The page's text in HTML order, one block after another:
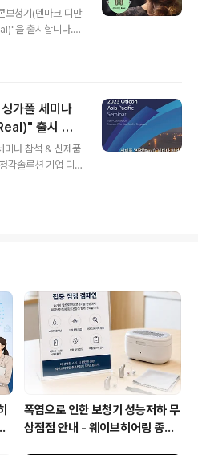
사용자 관점
보청기(덴마크 디만
을 출시합니다.
만에 제가 직접
2020년(Mor
을 출시한다고
기 직영센터을 운영
제조사를 공급하
전국 직영점 원장,
판을 얻는 제품이
가폴 세미나
출시 준
미나 참석 & 신제품
각솔루션 기업 디
. 청각 & 보청기
아 세미나를 참가
얼(real)’은 2021
고 있는 ‘모어(mor
의 업그레이드 버전
었으며, ..
폭염으로 인한 보청기 성능저하 무
상점점 안내 - 웨이브히어링 종로